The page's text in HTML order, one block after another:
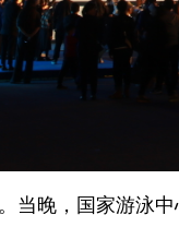
当晚，国家游泳